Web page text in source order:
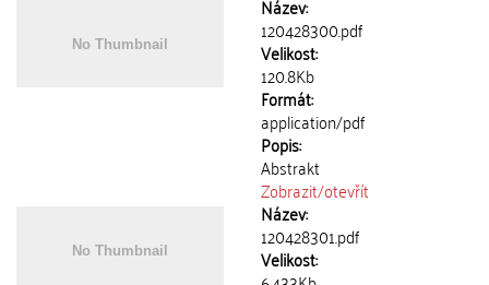
Název:
120428300.pdf
Velikost:
120.8Kb
Formát:
application/pdf
Popis:
Abstrakt
Zobrazit/otevřít
Název:
120428301.pdf
Velikost: